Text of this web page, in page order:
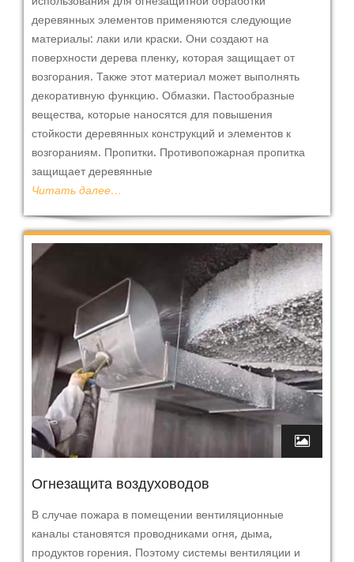
деревянных элементов применяются следующие
материалы: лаки или краски. Они создают на
поверхности дерева пленку, которая защищает от
возгорания. Также этот материал может выполнять
декоративную функцию. Обмазки. Пастообразные
вещества, которые наносятся для повышения
стойкости деревянных конструкций и элементов к
возгораниям. Пропитки. Противопожарная пропитка
защищает деревянные
Читать далее…
Огнезащита воздуховодов
В случае пожара в помещении вентиляционные
каналы становятся проводниками огня, дыма,
продуктов горения. Поэтому системы вентиляции и